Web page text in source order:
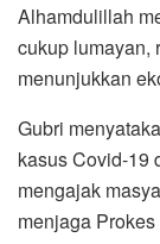
Alhamdulillah
cukup lumayan,
menunjukkan
Gubri
kasus Covid-19
mengajak
menjaga